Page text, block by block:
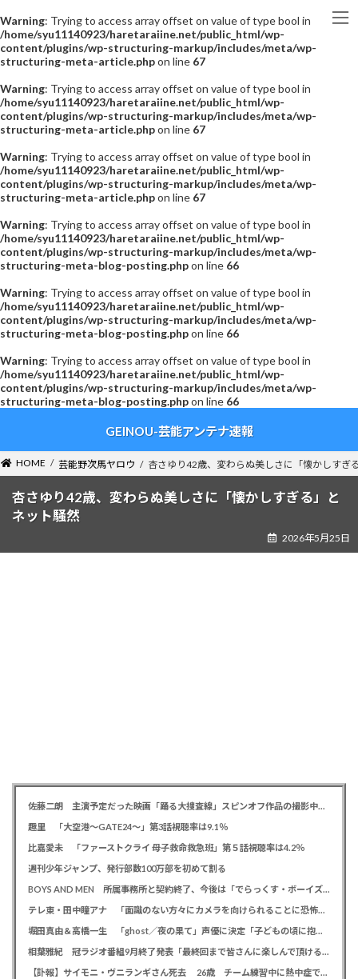
Warning: Trying to access array offset on value of type bool in
/home/syu11140923/haretaraiine.net/public_html/wp-
content/plugins/wp-structuring-markup/includes/meta/wp-
structuring-meta-article.phpon line 67
Warning: Trying to access array offset on value of type bool in
/home/syu11140923/haretaraiine.net/public_html/wp-
content/plugins/wp-structuring-markup/includes/meta/wp-
structuring-meta-article.phpon line 67
Warning: Trying to access array offset on value of type bool in
/home/syu11140923/haretaraiine.net/public_html/wp-
content/plugins/wp-structuring-markup/includes/meta/wp-
structuring-meta-article.phpon line 67
Warning: Trying to access array offset on value of type bool in
/home/syu11140923/haretaraiine.net/public_html/wp-
content/plugins/wp-structuring-markup/includes/meta/wp-
structuring-meta-blog-posting.phpon line 66
Warning: Trying to access array offset on value of type bool in
/home/syu11140923/haretaraiine.net/public_html/wp-
content/plugins/wp-structuring-markup/includes/meta/wp-
structuring-meta-blog-posting.phpon line 66
Warning: Trying to access array offset on value of type bool in
/home/syu11140923/haretaraiine.net/public_html/wp-
content/plugins/wp-structuring-markup/includes/meta/wp-
structuring-meta-blog-posting.phpon line 66
ン
ツ
ー
シ
GEINOU-芸能アンテナ速報
HOME 芸能野次馬ヤロウ 杏さゆり42歳、変わらぬ美しさに「懐かしすぎ
杏さゆり42歳、変わらぬ美しさに「懐かしすぎる」と
ネット騒然
2026年5月25日
佐藤二朗 主演予定だった映画「踊る大捜査線」スピンオフ作品の撮影中止が正式に決定か
趣里 「大空港～GATE24～」第3話視聴率は9.1％
比嘉愛未 「ファーストクライ 母子救命救急班」第５話視聴率は4.2％
週刊少年ジャンプ、発行部数100万部を初めて割る
BOYS AND MEN 所属事務所と契約終了、今後は「でらっくす・ボーイズ」として活動
テレ東・田中瞳アナ 「面識のない方々にカメラを向けられることに恐怖を」 ロケ撮影時に勝手に撮影してくる人に注意喚起
堀田真由＆高橋一生 「ghost／夜の果て」声優に決定「子どもの頃に抱いていた言葉にはできない沢山の感情を思い出しました」
相葉雅紀 冠ラジオ番組9月終了発表「最終回まで皆さんに楽しんで頂ける番組を」、ファンからは悲しみの声
【訃報】サイモニ・ヴニランギさん死去 26歳 チーム練習中に熱中症で搬送 ラグビー・九州電力キューデンヴォルテクス選手